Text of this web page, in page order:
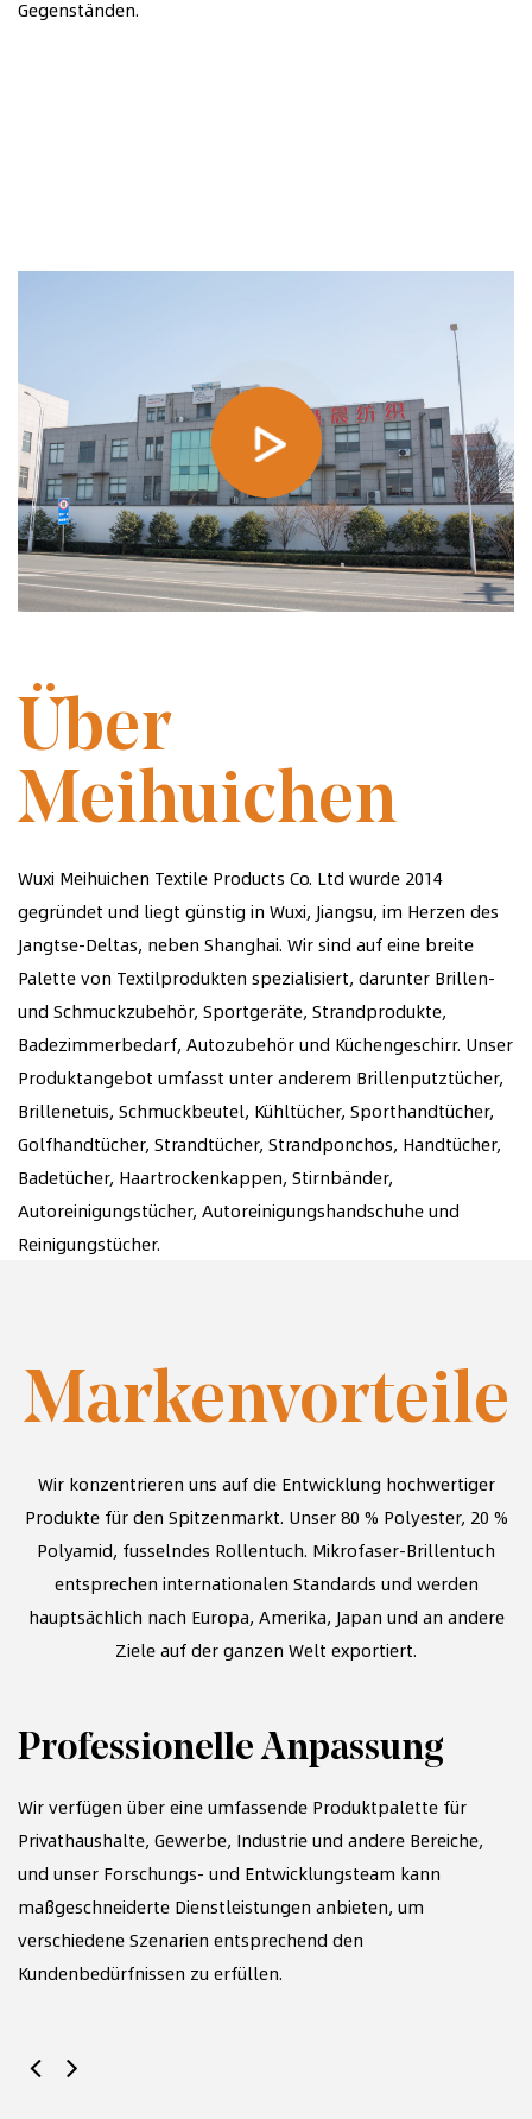
Gegenständen.
Über
Meihuichen
Wuxi Meihuichen Textile Products Co. Ltd wurde 2014
gegründet und liegt günstig in Wuxi, Jiangsu, im Herzen des
Jangtse-Deltas, neben Shanghai. Wir sind auf eine breite
Palette von Textilprodukten spezialisiert, darunter Brillen-
und Schmuckzubehör, Sportgeräte, Strandprodukte,
Badezimmerbedarf, Autozubehör und Küchengeschirr. Unser
Produktangebot umfasst unter anderem Brillenputztücher,
Brillenetuis, Schmuckbeutel, Kühltücher, Sporthandtücher,
Golfhandtücher, Strandtücher, Strandponchos, Handtücher,
Badetücher, Haartrockenkappen, Stirnbänder,
Autoreinigungstücher, Autoreinigungshandschuhe und
Reinigungstücher.
Markenvorteile
Wir konzentrieren uns auf die Entwicklung hochwertiger
Produkte für den Spitzenmarkt. Unser80 % Polyester, 20 %
Polyamid, fusselndes Rollentuch. Mikrofaser-Brillentuch
entsprechen internationalen Standards und werden
hauptsächlich nach Europa, Amerika, Japan und an andere
Ziele auf der ganzen Welt exportiert.
Professionelle Anpassung
Wir verfügen über eine umfassende Produktpalette für
Privathaushalte, Gewerbe, Industrie und andere Bereiche,
und unser Forschungs- und Entwicklungsteam kann
maßgeschneiderte Dienstleistungen anbieten, um
verschiedene Szenarien entsprechend den
Kundenbedürfnissen zu erfüllen.